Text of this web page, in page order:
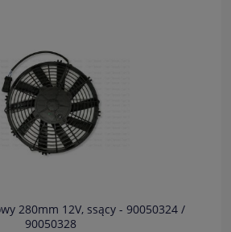
280mm 12V, ssący - 90050324 /
90050328